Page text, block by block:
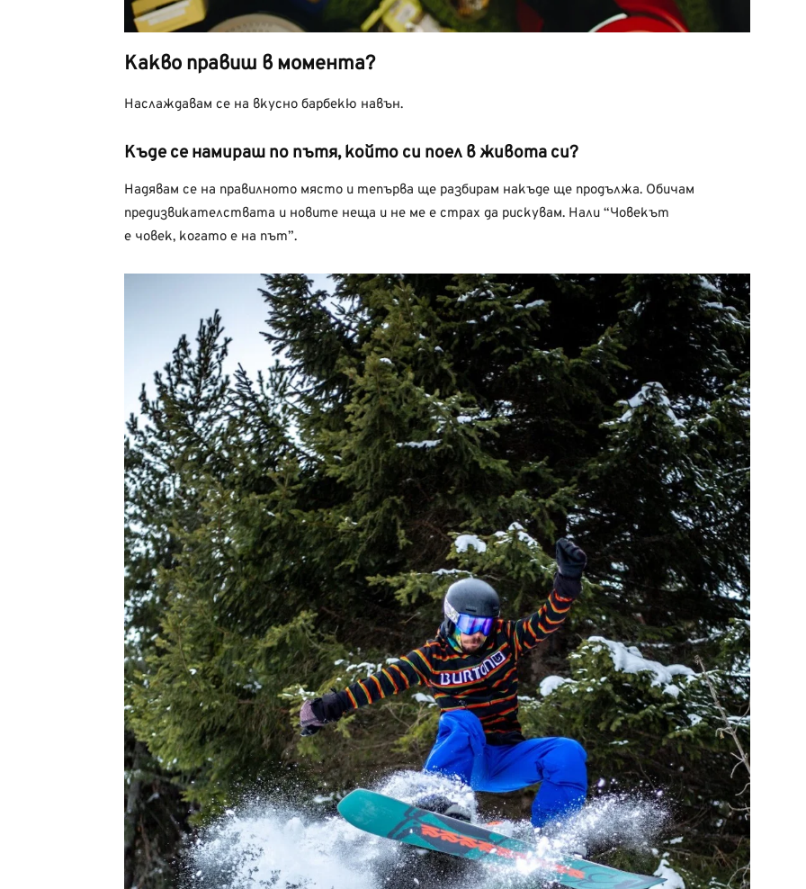
Какво правиш в момента?
Наслаждавам се на вкусно барбекю навън.
Къде се намираш по пътя, който си поел в живота си?
Надявам се на правилното място и тепърва ще разбирам накъде ще продължа. Обичам
предизвикателствата и новите неща и не ме е страх да рискувам. Нали “Човекът
е човек, когато е на път”.